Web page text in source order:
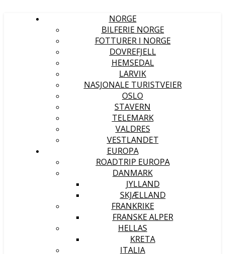
NORGE
BILFERIE NORGE
FOTTURER I NORGE
DOVREFJELL
HEMSEDAL
LARVIK
NASJONALE TURISTVEIER
OSLO
STAVERN
TELEMARK
VALDRES
VESTLANDET
EUROPA
ROADTRIP EUROPA
DANMARK
JYLLAND
SKJÆLLAND
FRANKRIKE
FRANSKE ALPER
HELLAS
KRETA
ITALIA